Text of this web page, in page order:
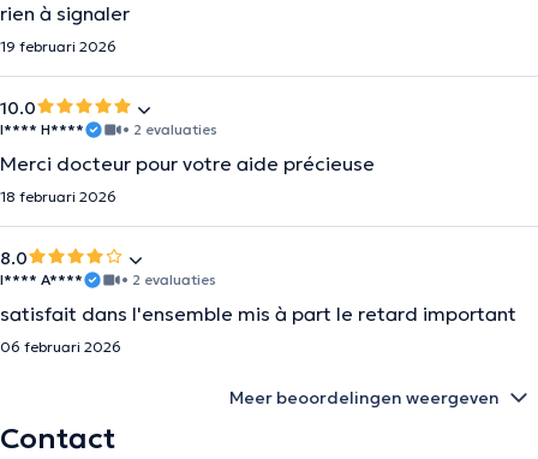
rien à signaler
19 februari 2026
10.0
I**** H**** • 2 evaluaties
Merci docteur pour votre aide précieuse
18 februari 2026
8.0
I**** A**** • 2 evaluaties
satisfait dans l'ensemble mis à part le retard important
06 februari 2026
Meer beoordelingen weergeven
Contact